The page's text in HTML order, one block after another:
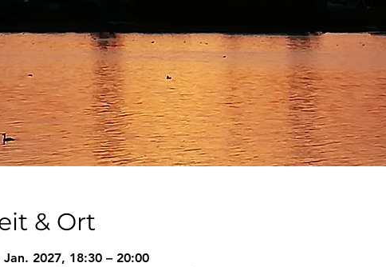
& Ort
Jan. 2027, 18:30 – 20:00